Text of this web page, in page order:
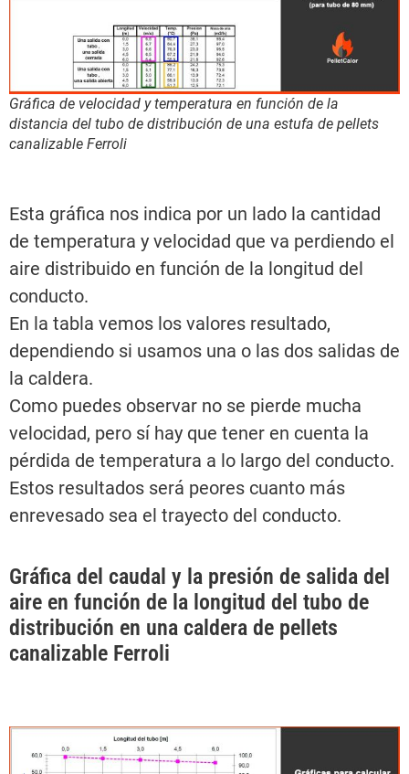
Gráfica de velocidad y temperatura en función de la
distancia del tubo de distribución de una estufa de pellets
canalizable Ferroli
Esta gráfica nos indica por un lado la cantidad
de temperatura y velocidad que va perdiendo el
aire distribuido en función de la longitud del
conducto.
En la tabla vemos los valores resultado,
dependiendo si usamos una o las dos salidas de
la caldera.
Como puedes observar no se pierde mucha
velocidad, pero sí hay que tener en cuenta la
pérdida de temperatura a lo largo del conducto.
Estos resultados será peores cuanto más
enrevesado sea el trayecto del conducto.
Gráfica del caudal y la presión de salida del
aire en función de la longitud del tubo de
distribución en una caldera de pellets
canalizable Ferroli